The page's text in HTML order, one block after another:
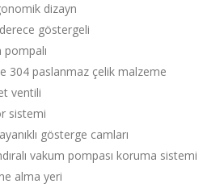
dizayn
göstergeli
pompalı
304 paslanmaz çelik malzeme
ventili
sistemi
gösterge camları
vakum pompası koruma sistemi
alma yeri